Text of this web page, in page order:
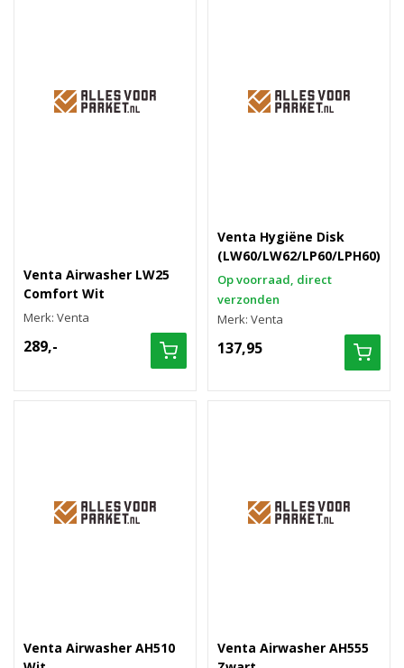
Venta Airwasher LW25
Comfort Wit
Merk: Venta
289,-
Venta Hygiëne Disk
(LW60/LW62/LP60/LPH60)
Op voorraad, direct
verzonden
Merk: Venta
137,95
Venta Airwasher AH510
Venta Airwasher AH555